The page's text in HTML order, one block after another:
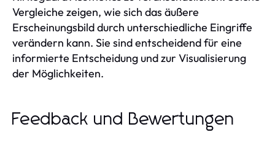
Vergleiche zeigen, wie sich das äußere
Erscheinungsbild durch unterschiedliche Eingriffe
verändern kann. Sie sind entscheidend für eine
informierte Entscheidung und zur Visualisierung
der Möglichkeiten.
Feedback und Bewertungen